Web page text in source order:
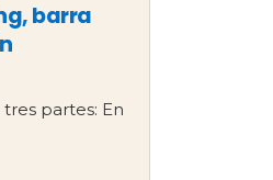
barra
partes: En